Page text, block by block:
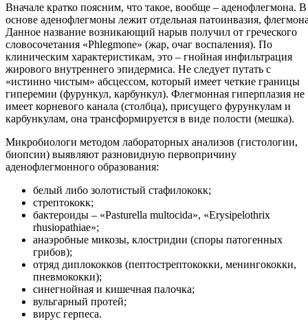
Вначале кратко поясним, что такое, вообще – аденофлегмона. В
основе аденофлегмоны лежит отдельная патоинвазия,
Данное название возникающий нарыв получил от греческого
словосочетания «Phlegmone» (жар, очаг воспаления). По
клиническим характеристикам, это – гнойная инфильтрация
жирового внутреннего эпидермиса. Не следует путать с
«истинно чистым» абсцессом, который имеет четкие границы
гиперемии (фурункул, карбункул). Флегмонная гиперплазия не
имеет корневого канала (столбца), присущего фурункулам и
карбункулам, она трансформируется в виде полости (мешка).
Микробиологи методом лабораторных анализов (гистологии,
биопсии) выявляют разновидную первопричину
аденофлегмонного образования:
белый либо золотистый стафилококк;
стрептококк;
бактероиды – «Pasturella multocida», «Erysipelothrix
rhusiopathiae»;
анаэробные микозы, клостридии (споры патогенных
грибов);
отряд диплококков (пептострептококки, менингококки,
пневмококки);
синегнойная и кишечная палочка;
вульгарный протей;
вирус герпеса.